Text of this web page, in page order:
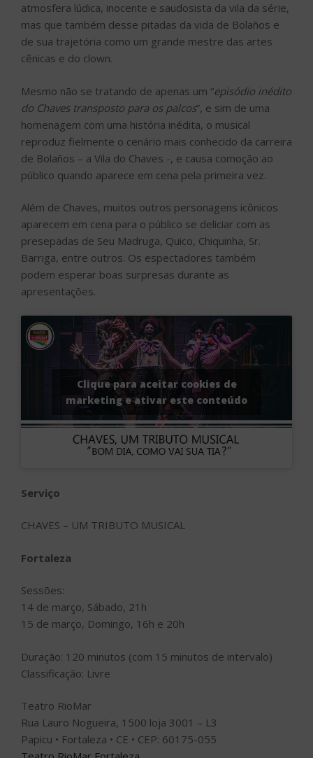
atmosfera lúdica, inocente e saudosista da vila da série,
mas que também desse pitadas da vida de Bolaños e
de sua trajetória como um grande mestre das artes
cênicas e do clown.
Mesmo não se tratando de apenas um “episódio inédito
do Chaves transposto para os palcos”, e sim de uma
homenagem com uma história inédita, o musical
reproduz fielmente o cenário mais conhecido da carreira
de Bolaños – a Vila do Chaves -, e causa comoção ao
público quando aparece em cena pela primeira vez.
Além de Chaves, muitos outros personagens icônicos
aparecem em cena para o público se deliciar com as
presepadas de Seu Madruga, Quico, Chiquinha, Sr.
Barriga, entre outros. Os espectadores também
podem esperar boas surpresas durante as
apresentações.
Clique para aceitar cookies de
marketing e ativar este conteúdo
Serviço
CHAVES – UM TRIBUTO MUSICAL
Fortaleza
Sessões:
14 de março, Sábado, 21h
15 de março, Domingo, 16h e 20h
Duração: 120 minutos (com 15 minutos de intervalo)
Classificação: Livre
Teatro RioMar
Rua Lauro Nogueira, 1500 loja 3001 – L3
Papicu • Fortaleza • CE • CEP: 60175-055